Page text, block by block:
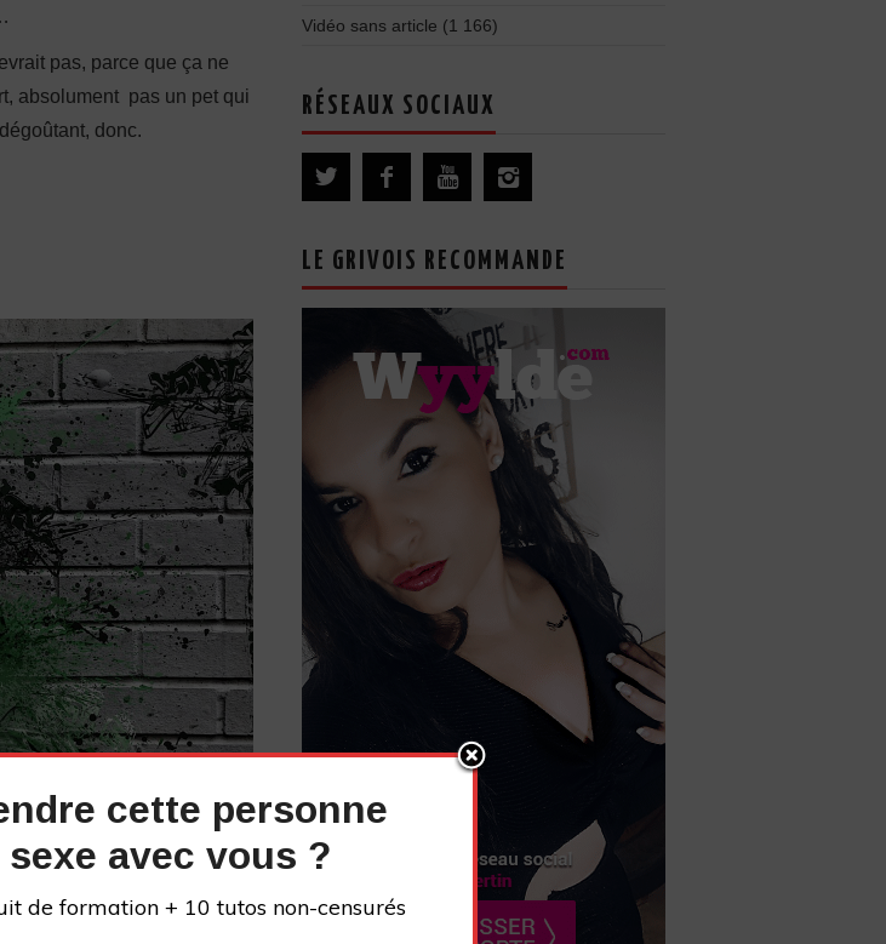
pas, parce que ça ne
absolument pas un pet qui
donc.
elle aura honte
aller vous la mettre sur
pas à dire
Vidéo sans article (1 166)
RÉSEAUX SOCIAUX
LE GRIVOIS RECOMMANDE
cette personne
avec vous ?
de formation + 10 tutos non-censurés